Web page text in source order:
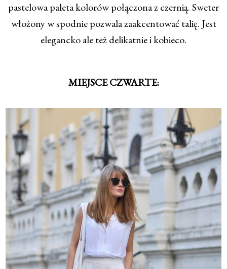
pastelowa paleta kolorów połączona z czernią. Sweter
włożony w spodnie pozwala zaakcentować talię. Jest
elegancko ale też delikatnie i kobieco.
MIEJSCE CZWARTE: